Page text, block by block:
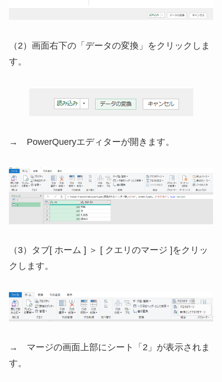
（2）画面右下の「データの変換」をクリックしま
す。
→ PowerQueryエディターが開きます。
（3）タブ[ ホーム ] ＞ [ クエリのマージ ]をクリッ
クします。
→ マージの画面上部にシート「2」が表示されま
す。